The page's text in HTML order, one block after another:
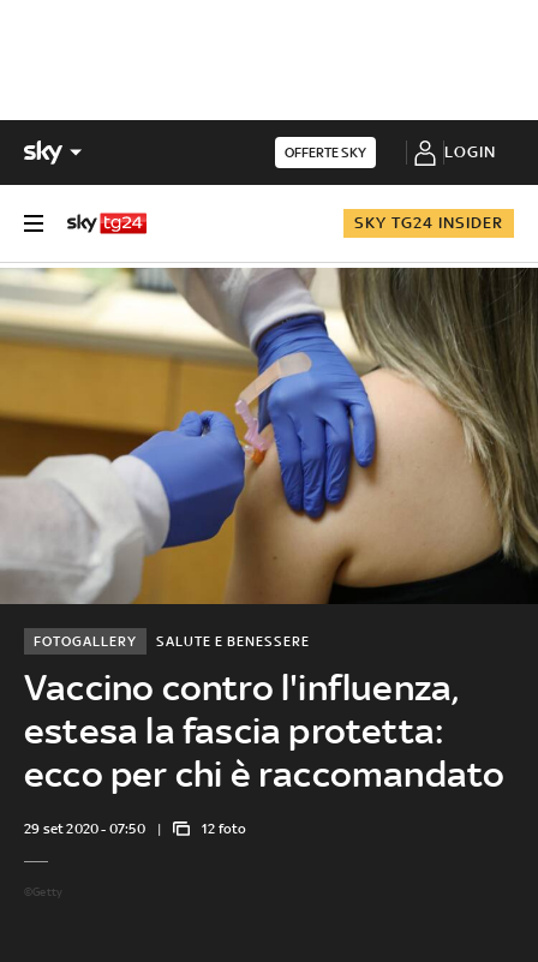
OFFERTE SKY LOGIN
SKY TG24 INSIDER
Vaccino contro l'influenza,
estesa la fascia protetta:
ecco per chi è raccomandato
SALUTE E BENESSERE
FOTOGALLERY
29 set 2020 - 07:50 12 foto
©Getty